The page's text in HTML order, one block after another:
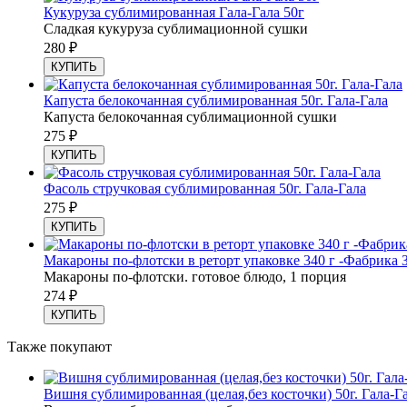
Кукуруза сублимированная Гала-Гала 50г
Сладкая кукуруза сублимационной сушки
280 ₽
КУПИТЬ
Капуста белокочанная сублимированная 50г. Гала-Гала
Капуста белокочанная сублимационной сушки
275 ₽
КУПИТЬ
Фасоль стручковая сублимированная 50г. Гала-Гала
275 ₽
КУПИТЬ
Макароны по-флотски в реторт упаковке 340 г -Фабрика
Макароны по-флотски. готовое блюдо, 1 порция
274 ₽
КУПИТЬ
Также покупают
Вишня сублимированная (целая,без косточки) 50г. Гала-